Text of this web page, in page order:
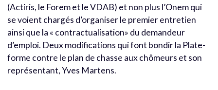
(Actiris, le Forem et le VDAB) et non plus l’Onem qui
se voient chargés d’organiser le premier entretien
ainsi que la « contractualisation» du demandeur
d’emploi. Deux modifications qui font bondir la Plate-
forme contre le plan de chasse aux chômeurs et son
représentant, Yves Martens.